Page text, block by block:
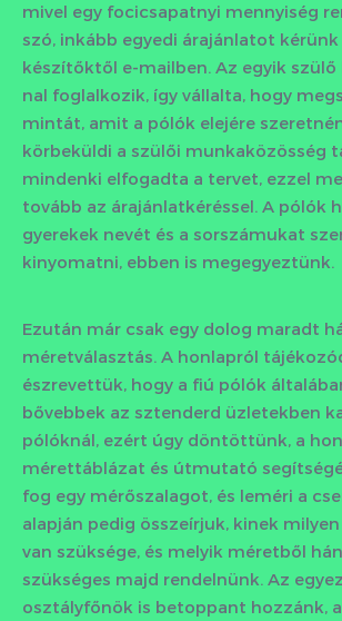
mivel egy focicsapatnyi mennyiség
szó, inkább egyedi árajánlatot kérünk
készítőktől e-mailben. Az egyik szülő
nal foglalkozik, így vállalta, hogy
mintát, amit a pólók elejére
körbeküldi a szülői munkaközösség
mindenki elfogadta a tervet, ezzel
tovább az árajánlatkéréssel. A pólók
gyerekek nevét és a sorszámukat
kinyomatni, ebben is megegyeztünk.
Ezután már csak egy dolog maradt
méretválasztás. A honlapról
észrevettük, hogy a fiú pólók
bővebbek az sztenderd üzletekben
pólóknál, ezért úgy döntöttünk, a
mérettáblázat és útmutató
fog egy mérőszalagot, és leméri a
alapján pedig összeírjuk, kinek
van szüksége, és melyik méretből
szükséges majd rendelnünk. Az
osztályfőnök is betoppant hozzánk,